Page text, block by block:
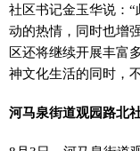
社区书记金玉华说：
动的热情，同时也增
区还将继续开展丰富
神文化生活的同时，
河马泉街道观园路北